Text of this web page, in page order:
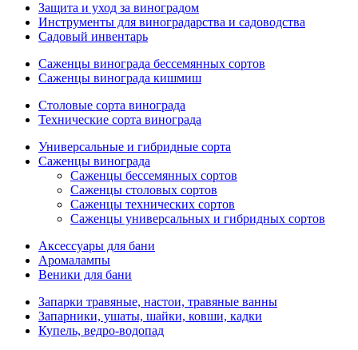
Защита и уход за виноградом
Инструменты для виноградарства и садоводства
Садовый инвентарь
Саженцы винограда бессемянных сортов
Саженцы винограда кишмиш
Столовые сорта винограда
Технические сорта винограда
Универсальные и гибридные сорта
Саженцы винограда
Саженцы бессемянных сортов
Саженцы столовых сортов
Саженцы технических сортов
Саженцы универсальных и гибридных сортов
Аксессуары для бани
Аромалампы
Веники для бани
Запарки травяные, настои, травяные ванны
Запарники, ушаты, шайки, ковши, кадки
Купель, ведро-водопад